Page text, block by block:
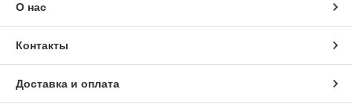
О нас
Контакты
Доставка и оплата